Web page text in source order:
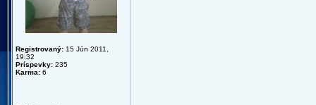
Registrovaný: 15 Jún 2011,
19:32
Príspevky: 235
Karma: 6